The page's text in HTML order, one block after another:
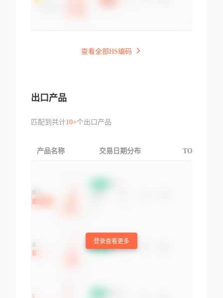
查看全部HS编码
出口产品
匹配到共计10+个出口产品
产品名称 交易日期分布 TOP3交易国
登录查看更多